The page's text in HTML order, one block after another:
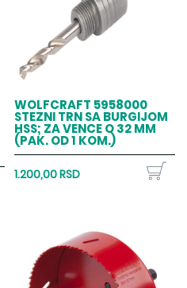
WOLFCRAFT 5958000
STEZNI TRN SA BURGIJOM
HSS; ZA VENCE O 32 MM
(PAK. OD 1 KOM.)
1.200,00 RSD